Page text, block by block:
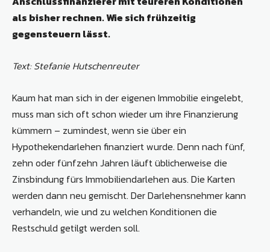
als bisher rechnen. Wie sich frühzeitig
gegensteuern lässt.
Text: Stefanie Hutschenreuter
Kaum hat man sich in der eigenen Immobilie eingelebt,
muss man sich oft schon wieder um ihre Finanzierung
kümmern – zumindest, wenn sie über ein
Hypothekendarlehen finanziert wurde. Denn nach fünf,
zehn oder fünfzehn Jahren läuft üblicherweise die
Zinsbindung fürs Immobiliendarlehen aus. Die Karten
werden dann neu gemischt. Der Darlehensnehmer kann
verhandeln, wie und zu welchen Konditionen die
Restschuld getilgt werden soll.